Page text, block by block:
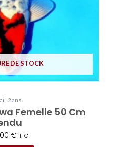
DE STOCK
| 2 ans
Femelle 50 Cm
€ TTC